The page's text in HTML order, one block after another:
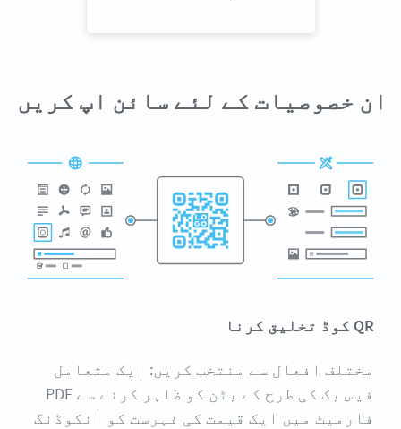
ان خصوصیات کے لئے سائن اپ کریں
QR کوڈ تخلیق کرنا
مختلف افعال سے منتخب کریں: ایک متعامل
فیس بک کی طرح کے بٹن کو ظاہر کرنے سے PDF
فارمیٹ میں ایک قیمت کی فہرست کو انکوڈنگ